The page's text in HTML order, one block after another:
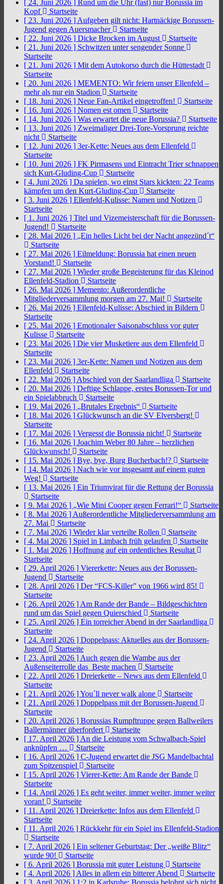
[ 24. Juni 2026 ] Rund um die Uhr (fast) nur Borussia im
Kopf
Startseite
[ 23. Juni 2026 ] Aufgeben gilt nicht: Hartnäckige Borussen-
Jugend gegen Auersmacher
Startseite
[ 22. Juni 2026 ] Dicke Brocken im August
Startseite
[ 21. Juni 2026 ] Schwitzen unter sengender Sonne
Startseite
[ 21. Juni 2026 ] Mit dem Autokorso durch die Hüttestadt
Startseite
[ 20. Juni 2026 ] MEMENTO: Wir feiern unser Ellenfeld –
mehr als nur ein Stadion
Startseite
[ 18. Juni 2026 ] Neue Fan-Artikel eingetroffen!
Startseite
[ 16. Juni 2026 ] Nomen est omen
Startseite
[ 14. Juni 2026 ] Was erwartet die neue Borussia?
Startseite
[ 13. Juni 2026 ] Zweimaliger Drei-Tore-Vorsprung reichte
nicht
Startseite
[ 12. Juni 2026 ] 3er-Kette: Neues aus dem Ellenfeld
Startseite
[ 10. Juni 2026 ] FK Pirmasens und Eintracht Trier schnappen
sich Kurt-Gluding-Cup
Startseite
[ 4. Juni 2026 ] Da spielen, wo einst Stars kickten: 22 Teams
kämpfen um den Kurt-Gluding-Cup
Startseite
[ 3. Juni 2026 ] Ellenfeld-Kulisse: Namen und Notizen
Startseite
[ 1. Juni 2026 ] Titel und Vizemeisterschaft für die Borussen-
Jugend!
Startseite
[ 28. Mai 2026 ] „Ein helles Licht bei der Nacht angezünd´t“
Startseite
[ 27. Mai 2026 ] Eilmeldung: Borussia hat einen neuen
Vorstand!
Startseite
[ 27. Mai 2026 ] Wieder große Begeisterung für das Kleinod
Ellenfeld-Stadion
Startseite
[ 26. Mai 2026 ] Memento: Außerordentliche
Mitgliederversammlung morgen am 27. Mai!
Startseite
[ 26. Mai 2026 ] Ellenfeld-Kulisse: Abschied in Bildern
Startseite
[ 25. Mai 2026 ] Emotionaler Saisonabschluss vor guter
Kulisse
Startseite
[ 23. Mai 2026 ] Die vier Musketiere aus dem Ellenfeld
Startseite
[ 23. Mai 2026 ] 3er-Kette: Namen und Notizen aus dem
Ellenfeld
Startseite
[ 22. Mai 2026 ] Abschied von der Saarlandliga
Startseite
[ 20. Mai 2026 ] Deftige Schlappe, erstes Borussen-Tor und
ein Spielabbruch
Startseite
[ 19. Mai 2026 ] „Brutales Ergebnis“
Startseite
[ 18. Mai 2026 ] Glückwunsch an die SV Elversberg!
Startseite
[ 17. Mai 2026 ] Vergesst die Borussia nicht!
Startseite
[ 16. Mai 2026 ] Joachim Weber 80 Jahre – herzlichen
Glückwunsch!
Startseite
[ 15. Mai 2026 ] Bye, bye, Burg Bucherbach!?
Startseite
[ 14. Mai 2026 ] Nach wie vor insgesamt auf einem guten
Weg!
Startseite
[ 13. Mai 2026 ] Ein Triumvirat für die Rettung der Borussia
Startseite
[ 9. Mai 2026 ] „Wie Mini Cooper gegen Ferrari!“
Startseite
[ 8. Mai 2026 ] Außerordentliche Mitgliederversammlung am
27. Mai
Startseite
[ 7. Mai 2026 ] Wieder klar verteilte Rollen
Startseite
[ 4. Mai 2026 ] Spiel in Limbach früh gelaufen
Startseite
[ 1. Mai 2026 ] Hoffnung auf ein ordentliches Resultat
Startseite
[ 29. April 2026 ] Viererkette: Neues aus der Borussen-
Jugend
Startseite
[ 28. April 2026 ] Der “FCS-Killer” von 1966 wird 85!
Startseite
[ 26. April 2026 ] Am Rande der Bande – Bildgeschichten
rund um das Spiel gegen Quierschied
Startseite
[ 25. April 2026 ] Ein torreicher Abend in der Saarlandliga
Startseite
[ 24. April 2026 ] Doppelpass: Aktuelles aus der Borussen-
Jugend
Startseite
[ 23. April 2026 ] Auch gegen die Wambe aus der
Außenseiterrolle das Beste machen
Startseite
[ 22. April 2026 ] Dreierkette – News aus dem Ellenfeld
Startseite
[ 21. April 2026 ]You´ll never walk alone
Startseite
[ 21. April 2026 ] Doppelpass mit der Borussen-Jugend
Startseite
[ 20. April 2026 ] Borussias Rumpftruppe gegen Ballweilers
Ballermänner überfordert
Startseite
[ 17. April 2026 ] An die Leistung vom Schwalbach-Spiel
anknüpfen …
Startseite
[ 16. April 2026 ] C-Jugend erwartet die JSG Mandelbachtal
zum Spitzenspiel
Startseite
[ 15. April 2026 ] Vierer-Kette: Am Rande der Bande
Startseite
[ 14. April 2026 ] Es geht weiter, immer weiter, immer weiter
voran!
Startseite
[ 11. April 2026 ] Dreierkette: Infos aus dem Ellenfeld
Startseite
[ 11. April 2026 ] Rückkehr für ein Spiel ins Ellenfeld-Stadion
Startseite
[ 7. April 2026 ] Ein seltener Geburtstag: Der „weiße Blitz“
wurde 90!
Startseite
[ 6. April 2026 ] Borussia mit guter Leistung
Startseite
[ 4. April 2026 ] Alles in allem ein bitterer Abend
Startseite
[ 3. April 2026 ] 1:2 in Karlsruhe: Borussia belohnt sich nicht